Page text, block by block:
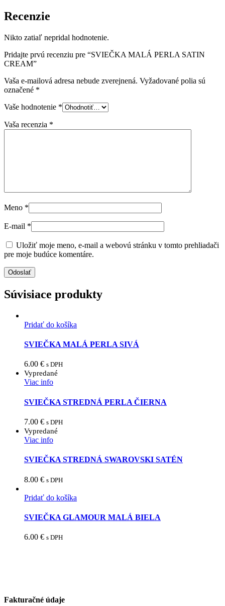
Recenzie
Nikto zatiaľ nepridal hodnotenie.
Pridajte prvú recenziu pre “SVIEČKA MALÁ PERLA SATIN
CREAM”
Vaša e-mailová adresa nebude zverejnená. Vyžadované polia sú
označené *
Vaše hodnotenie *
Vaša recenzia *
Meno *
E-mail *
Uložiť moje meno, e-mail a webovú stránku v tomto prehliadači
pre moje budúce komentáre.
Súvisiace produkty
Pridať do košíka
SVIEČKA MALÁ PERLA SIVÁ
6.00 € s DPH
Vypredané
Viac info
SVIEČKA STREDNÁ PERLA ČIERNA
7.00 € s DPH
Vypredané
Viac info
SVIEČKA STREDNÁ SWAROVSKI SATÉN
8.00 € s DPH
Pridať do košíka
SVIEČKA GLAMOUR MALÁ BIELA
6.00 € s DPH
Fakturačné údaje